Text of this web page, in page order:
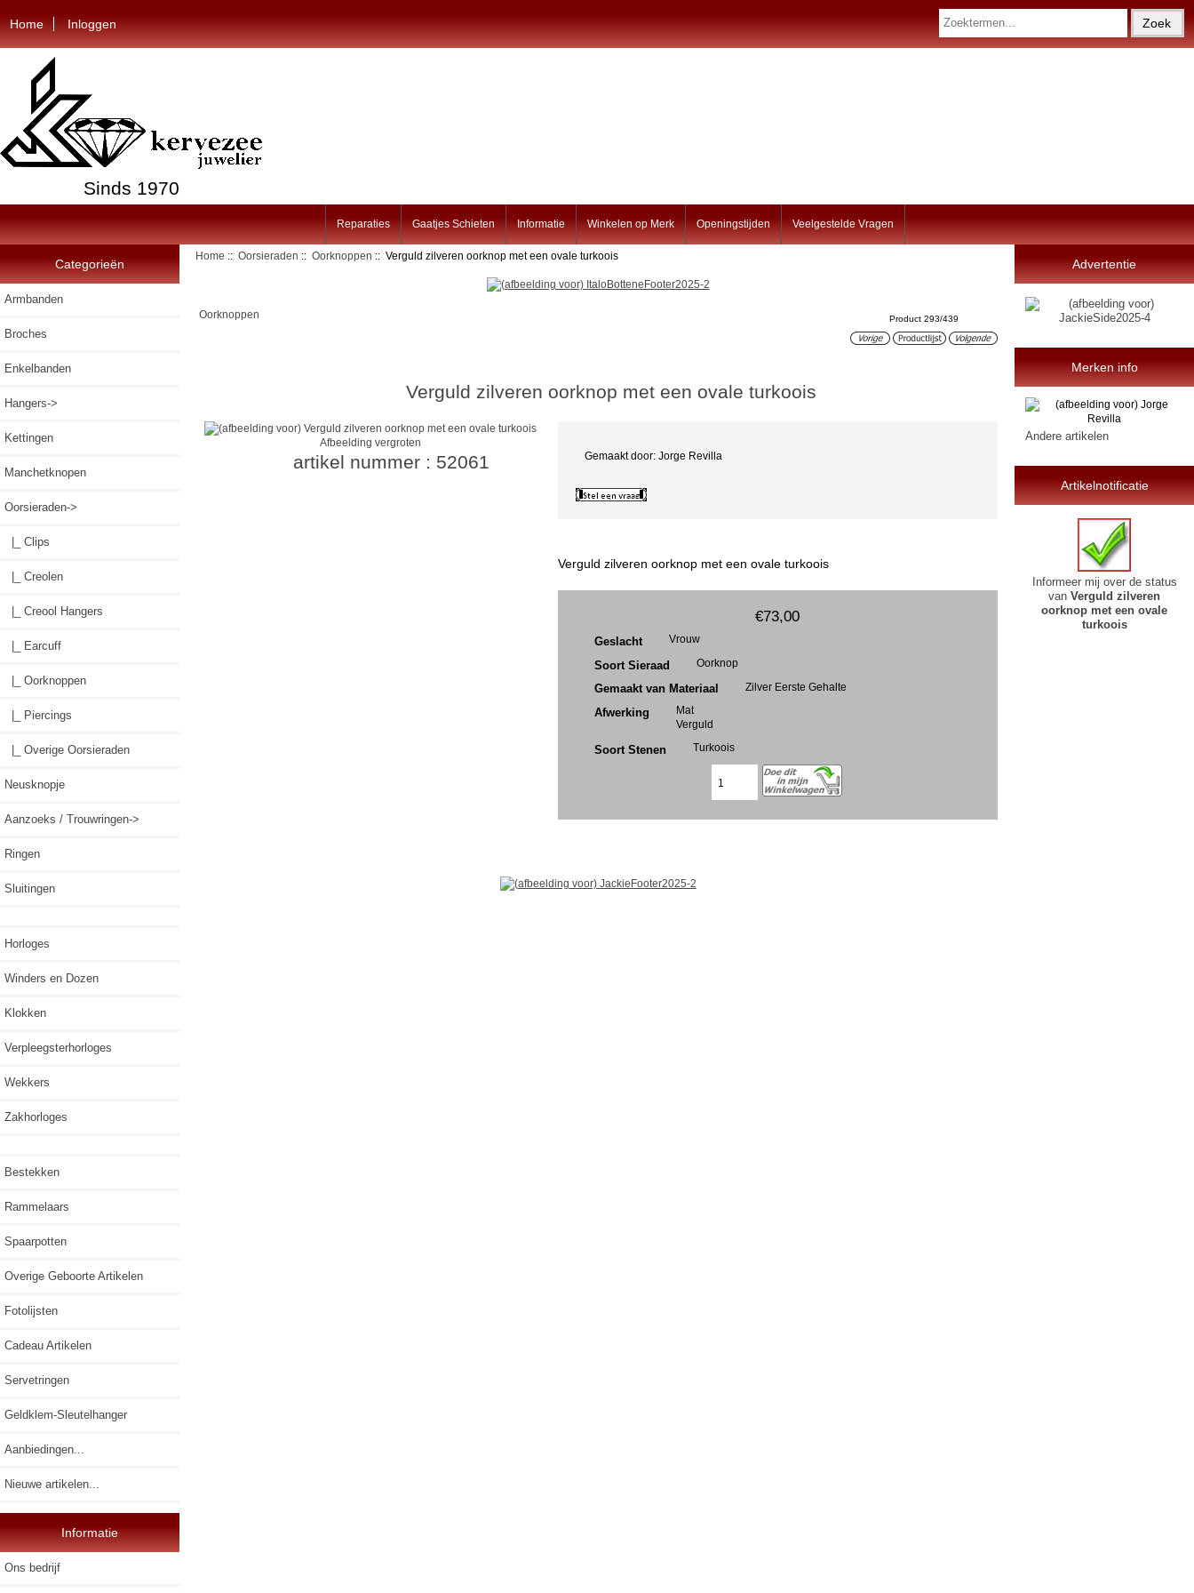
Home Inloggen
Sinds 1970
Reparaties Gaatjes Schieten Informatie Winkelen op Merk Openingstijden Veelgestelde Vragen
Categorieën
Armbanden
Broches
Enkelbanden
Hangers->
Kettingen
Manchetknopen
Oorsieraden->
|_ Clips
|_ Creolen
|_ Creool Hangers
|_ Earcuff
|_ Oorknoppen
|_ Piercings
|_ Overige Oorsieraden
Neusknopje
Aanzoeks / Trouwringen->
Ringen
Sluitingen
Horloges
Winders en Dozen
Klokken
Verpleegsterhorloges
Wekkers
Zakhorloges
Bestekken
Rammelaars
Spaarpotten
Overige Geboorte Artikelen
Fotolijsten
Cadeau Artikelen
Servetringen
Geldklem-Sleutelhanger
Aanbiedingen...
Nieuwe artikelen...
Informatie
Ons bedrijf
Home ::Oorsieraden ::Oorknoppen :: Verguld zilveren oorknop met een ovale turkoois
Oorknoppen Product 293/439
Verguld zilveren oorknop met een ovale turkoois
Afbeelding vergroten
Gemaakt door: Jorge Revilla
artikel nummer : 52061
Verguld zilveren oorknop met een ovale turkoois
€73,00
Geslacht Vrouw
Soort Sieraad Oorknop
Gemaakt van Materiaal Zilver Eerste Gehalte
Afwerking
Mat
Verguld
Soort Stenen Turkoois
Advertentie
Merken info
Andere artikelen
Artikelnotificatie
Informeer mij over de status
vanVerguld zilveren
oorknop met een ovale
turkoois